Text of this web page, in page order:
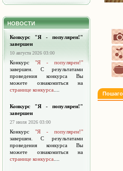
НОВОСТИ
Конкурс "Я - популярен!"
завершен
10 августа 2026 03:00
Конкурс "Я - популярен!"
завершен. С результатами
проведения конкурса Вы
можете ознакомиться на
странице конкурса
Конкурс "Я - популярен!"
завершен
27 июля 2026 03:00
Конкурс "Я - популярен!"
завершен. С результатами
проведения конкурса Вы
можете ознакомиться на
странице конкурса